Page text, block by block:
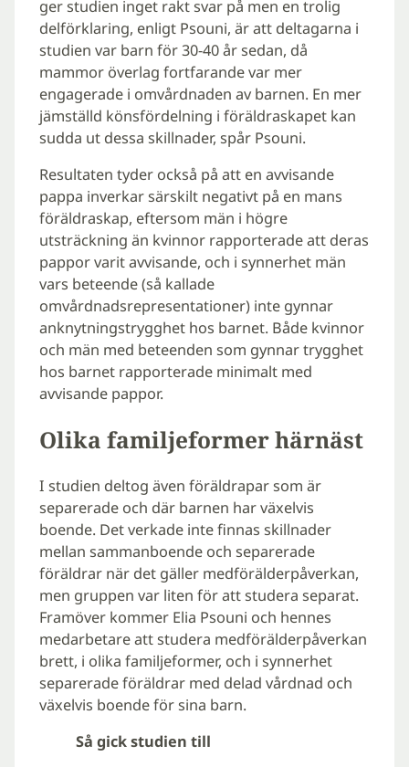
ger studien inget rakt svar på men en trolig
delförklaring, enligt Psouni, är att deltagarna i
studien var barn för 30-40 år sedan, då
mammor överlag fortfarande var mer
engagerade i omvårdnaden av barnen. En mer
jämställd könsfördelning i föräldraskapet kan
sudda ut dessa skillnader, spår Psouni.
Resultaten tyder också på att en avvisande
pappa inverkar särskilt negativt på en mans
föräldraskap, eftersom män i högre
utsträckning än kvinnor rapporterade att deras
pappor varit avvisande, och i synnerhet män
vars beteende (så kallade
omvårdnadsrepresentationer) inte gynnar
anknytningstrygghet hos barnet. Både kvinnor
och män med beteenden som gynnar trygghet
hos barnet rapporterade minimalt med
avvisande pappor.
Olika familjeformer härnäst
I studien deltog även föräldrapar som är
separerade och där barnen har växelvis
boende. Det verkade inte finnas skillnader
mellan sammanboende och separerade
föräldrar när det gäller medförälderpåverkan,
men gruppen var liten för att studera separat.
Framöver kommer Elia Psouni och hennes
medarbetare att studera medförälderpåverkan
brett, i olika familjeformer, och i synnerhet
separerade föräldrar med delad vårdnad och
växelvis boende för sina barn.
Så gick studien till